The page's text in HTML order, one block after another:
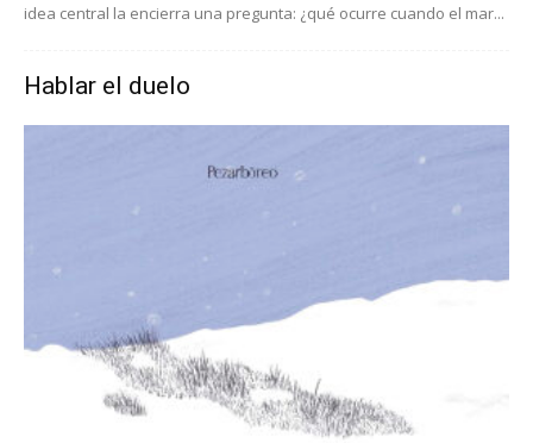
idea central la encierra una pregunta: ¿qué ocurre cuando el mar...
Hablar el duelo